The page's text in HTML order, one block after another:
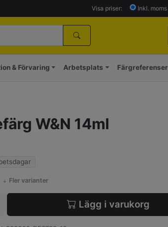
Visa priser: Inkl. moms
& Förvaring Arbetsplats Färgreferenser
W&N 14ml
Fler varianter
Lägg i varukorg